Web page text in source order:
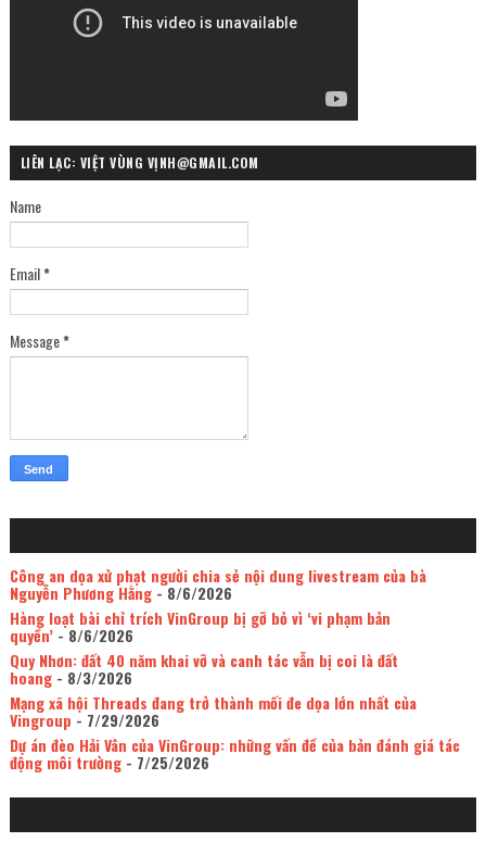
LIÊN LẠC: VIỆT VÙNG VỊNH@GMAIL.COM
Name
Email*
Message*
Công an dọa xử phạt người chia sẻ nội dung livestream của bà
Nguyễn Phương Hằng- 8/6/2026
Hàng loạt bài chỉ trích VinGroup bị gỡ bỏ vì ‘vi phạm bản
quyền’- 8/6/2026
Quy Nhơn: đất 40 năm khai vỡ và canh tác vẫn bị coi là đất
hoang- 8/3/2026
Mạng xã hội Threads đang trở thành mối đe dọa lớn nhất của
Vingroup - 7/29/2026
Dự án đèo Hải Vân của VinGroup: những vấn đề của bản đánh giá tác
động môi trường- 7/25/2026